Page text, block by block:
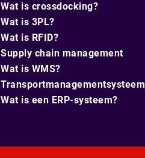
Wat is crossdocking?
Wat is 3PL?
Wat is RFID?
Supply chain management
Wat is WMS?
Transportmanagementsysteem
Wat is een ERP-systeem?